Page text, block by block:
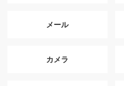
メール
カメラ